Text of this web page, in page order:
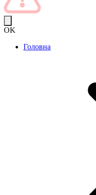
OK
Головна